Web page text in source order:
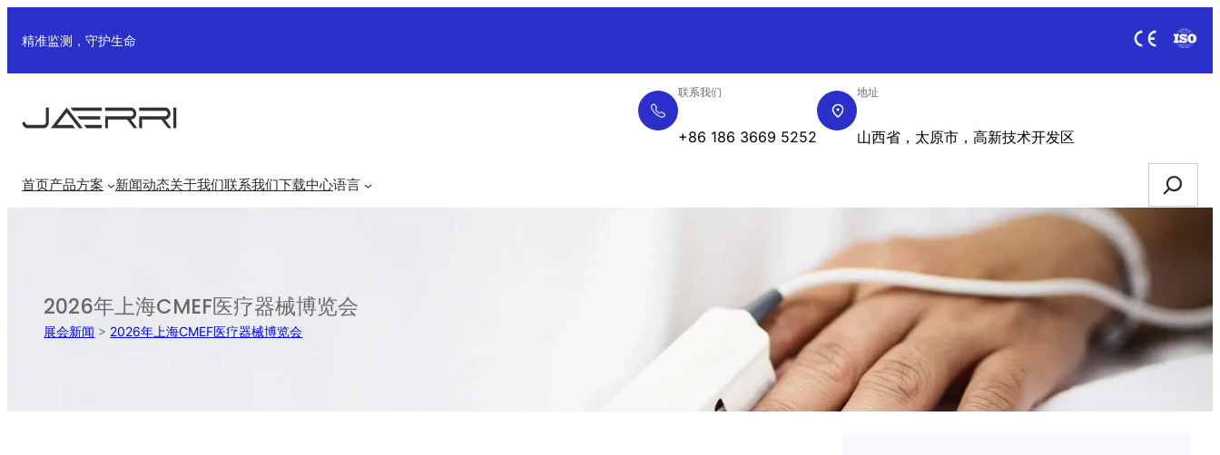
精准监测，守护生命
联系我们
+86 186 3669 5252
地址
山西省，太原市，高新技术开发区
首页产品方案 新闻动态关于我们联系我们下载中心语言
Search
2026年上海CMEF医疗器械博览会
展会新闻 > 2026年上海CMEF医疗器械博览会